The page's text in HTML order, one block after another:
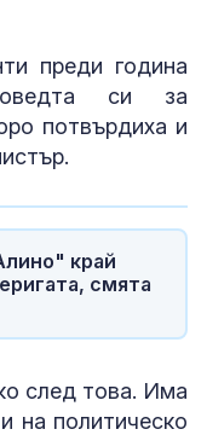
преди година
си за
потвърдиха и
край
смята
след това. Има
на политическо